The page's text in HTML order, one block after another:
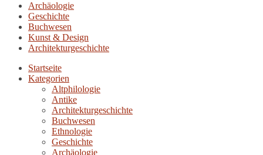
Archäologie
Geschichte
Buchwesen
Kunst & Design
Architekturgeschichte
Startseite
Kategorien
Altphilologie
Antike
Architekturgeschichte
Buchwesen
Ethnologie
Geschichte
Archäologie